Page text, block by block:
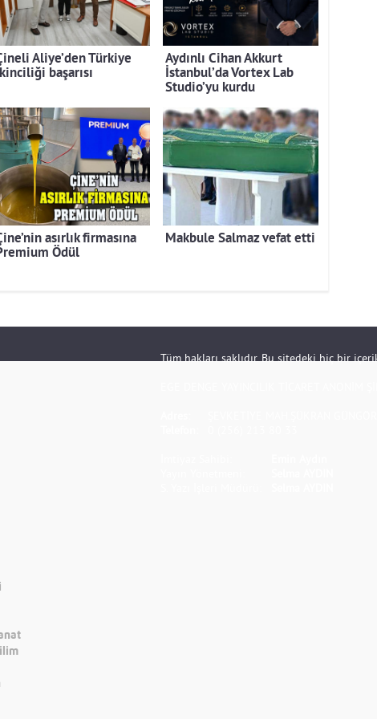
Aliye’den Türkiye
başarısı
Aydınlı Cihan Akkurt
İstanbul’da Vortex Lab
Studio’yu kurdu
asırlık firmasına
Ödül
Makbule Salmaz vefat etti
Tüm hakları saklıdır. Bu sitedeki hiç bir